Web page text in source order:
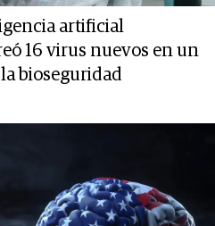
artificial
16 virus nuevos en un
bioseguridad